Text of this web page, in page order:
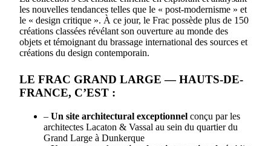
les nouvelles tendances telles que le « post-modernisme » et
le « design critique ». À ce jour, le Frac possède plus de 150
créations classées révélant son ouverture au monde des
objets et témoignant du brassage international des sources et
créations du design contemporain.
LE FRAC GRAND LARGE — HAUTS-DE-
FRANCE, C’EST :
– Un site architectural exceptionnel conçu par les
architectes Lacaton & Vassal au sein du quartier du
Grand Large à Dunkerque